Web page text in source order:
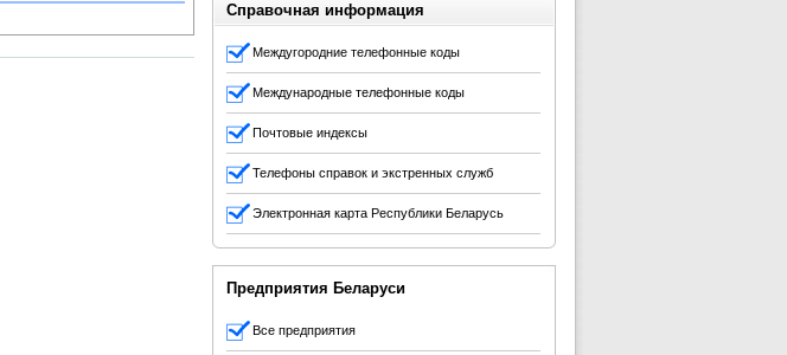
Справочная информация
Междугородние телефонные коды
Международные телефонные коды
Почтовые индексы
Телефоны справок и экстренных служб
Электронная карта Республики Беларусь
Предприятия Беларуси
Все предприятия